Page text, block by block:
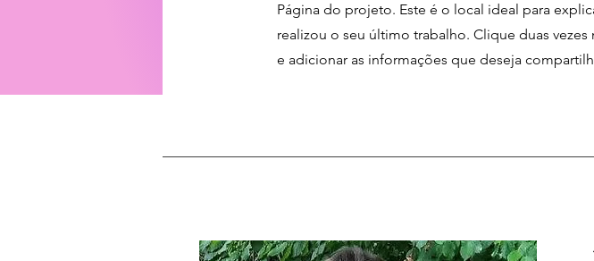
Página do projeto. Este é o local ideal para
realizou o seu último trabalho. Clique duas
e adicionar as informações que deseja